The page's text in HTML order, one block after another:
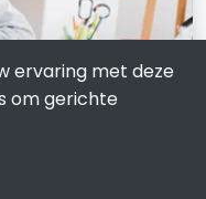
Nieuwegein:
ervaring met deze
om gerichte